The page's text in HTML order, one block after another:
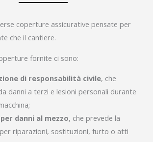
coperture assicurative pensate per
che il cantiere.
fornite ci sono:
di responsabilità civile, che
danni a terzi e lesioni personali durante
danni al mezzo, che prevede la
riparazioni, sostituzioni, furto o atti